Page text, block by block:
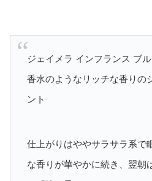
ジェイメラ インフランス ブ
香水のようなリッチな香りの
ント
仕上がりはややサラサラ系で
な香りが華やかに続き、翌朝